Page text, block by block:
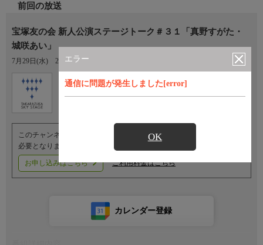
エラー
通信に問題が発生しました[error]
OK
前回の放送
宝塚友の会 新人公演ステージトーク＃３１「真野すがた・
城咲あい」
7月29日(水) 23:00〜00:00
オプション
Ch.760
タカラヅカ・スカイ・ステージ
このチャンネルのご視聴には、オプションチャンネル(有料)のご契約が
必要となります。
お申し込みはこちら ご利用料金はこちら
カレンダー登録